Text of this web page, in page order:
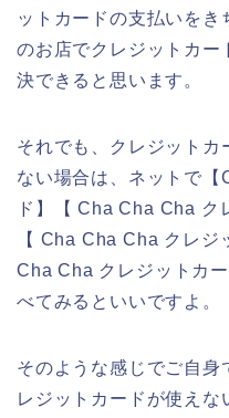
ットカードの支払いを
のお店でクレジットカー
決できると思います。
それでも、クレジットカ
ない場合は、ネットで
ド】【 Cha Cha Cha
【 Cha Cha Cha クレ
Cha Cha クレジットカ
べてみるといいですよ。
そのような感じでご自
レジットカードが使えな